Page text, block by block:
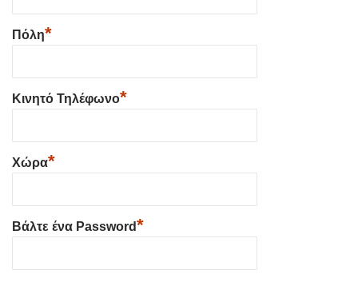
Πόλη*
Κινητό Τηλέφωνο*
Χώρα*
Βάλτε ένα Password*